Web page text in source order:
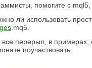
помогите с mql5,
ли использовать
.mq5.
перерыл, в примерах,
поучаствовать.